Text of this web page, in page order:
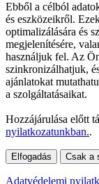
Ebből a célból
és eszközeikről.
optimalizálására és
megjelenítésére,
használjuk fel. Az
szinkronizálhatjuk,
ajánlatokat
a szolgáltatásaikat.
Hozzájárulása előtt
nyilatkozatunkban..
Elfogadás Csak a
Adatvédelemi